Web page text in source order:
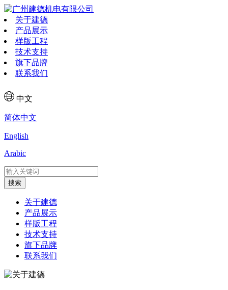
关于建德
产品展示
样版工程
技术支持
旗下品牌
联系我们
中文
简体中文
English
Arabic
搜索
关于建德
产品展示
样版工程
技术支持
旗下品牌
联系我们